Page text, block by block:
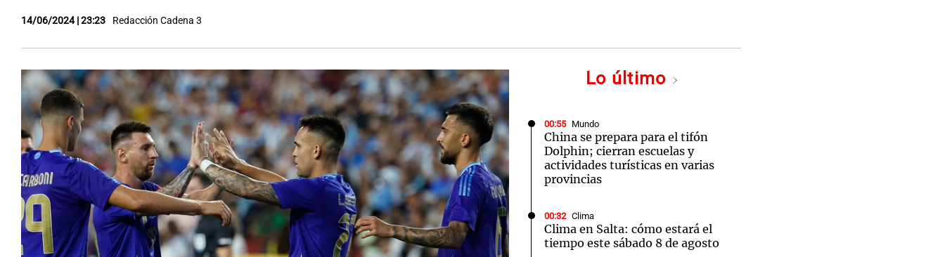
14/06/2024 | 23:23 Redacción Cadena 3
Lo último
00:55 Mundo
China se prepara para el tifón
Dolphin; cierran escuelas y
actividades turísticas en varias
provincias
00:32 Clima
Clima en Salta: cómo estará el
tiempo este sábado 8 de agosto